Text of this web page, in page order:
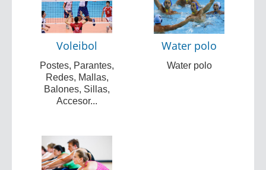
Voleibol
Postes, Parantes,
Redes, Mallas,
Balones, Sillas,
Accesor...
Water polo
Water polo